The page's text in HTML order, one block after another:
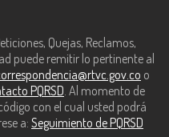
Quejas, Reclamos,
puede remitir lo pertinente al
o
PQRSD. Al momento de
con el cual usted podrá
a: Seguimiento de PQRSD